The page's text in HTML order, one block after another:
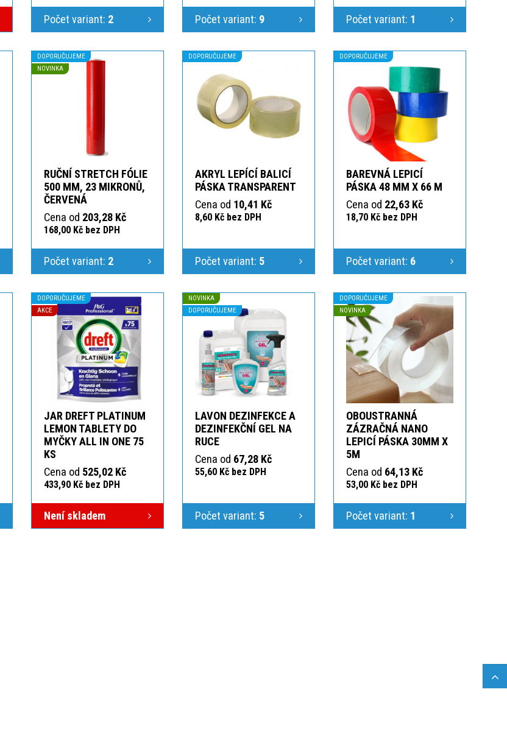
Počet variant: 2 Počet variant: 9 Počet variant: 1
DOPORUČUJEME
NOVINKA
RUČNÍ STRETCH FÓLIE
500 MM, 23 MIKRONŮ,
ČERVENÁ
Cena od 203,28 Kč
168,00 Kč bez DPH
Počet variant: 2
DOPORUČUJEME
AKRYL LEPÍCÍ BALICÍ
PÁSKA TRANSPARENT
Cena od 10,41 Kč
8,60 Kč bez DPH
Počet variant: 5
DOPORUČUJEME
BAREVNÁ LEPICÍ
PÁSKA 48 MM X 66 M
Cena od 22,63 Kč
18,70 Kč bez DPH
Počet variant: 6
DOPORUČUJEME
AKCE
JAR DREFT PLATINUM
LEMON TABLETY DO
MYČKY ALL IN ONE 75
KS
Cena od 525,02 Kč
433,90 Kč bez DPH
Není skladem
NOVINKA
DOPORUČUJEME
LAVON DEZINFEKCE A
DEZINFEKČNÍ GEL NA
RUCE
Cena od 67,28 Kč
55,60 Kč bez DPH
Počet variant: 5
DOPORUČUJEME
NOVINKA
OBOUSTRANNÁ
ZÁZRAČNÁ NANO
LEPICÍ PÁSKA 30MM X
5M
Cena od 64,13 Kč
53,00 Kč bez DPH
Počet variant: 1